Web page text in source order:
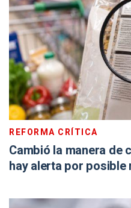
REFORMA CRÍTICA
Cambió la manera de
hay alerta por